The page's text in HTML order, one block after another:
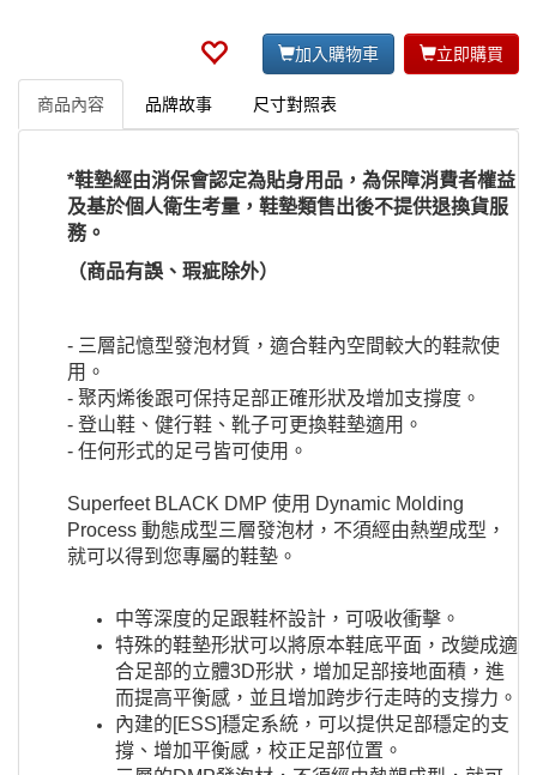
加入購物車 立即購買
商品內容 品牌故事 尺寸對照表
*鞋墊經由消保會認定為貼身用品，為保障消費者權益
及基於個人衛生考量，鞋墊類售出後不提供退換貨服
務。
（商品有誤、瑕疵除外）
- 三層記憶型發泡材質，適合鞋內空間較大的鞋款使
用。
- 聚丙烯後跟可保持足部正確形狀及增加支撐度。
- 登山鞋、健行鞋、靴子可更換鞋墊適用。
- 任何形式的足弓皆可使用。
​Superfeet BLACK DMP 使用 Dynamic Molding
Process 動態成型三層發泡材，不須經由熱塑成型，
就可以得到您專屬的鞋墊。
中等深度的足跟鞋杯設計，可吸收衝擊。
特殊的鞋墊形狀可以將原本鞋底平面，改變成適
合足部的立體3D形狀，增加足部接地面積，進
而提高平衡感，並且增加跨步行走時的支撐力。
內建的[ESS]穩定系統，可以提供足部穩定的支
撐、增加平衡感，校正足部位置。